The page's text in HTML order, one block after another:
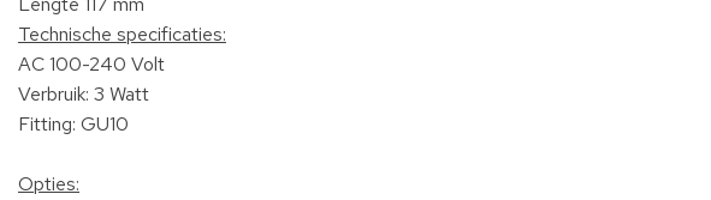
Technische specificaties:
AC 100-240 Volt
Verbruik: 3 Watt
Fitting: GU10
Opties: